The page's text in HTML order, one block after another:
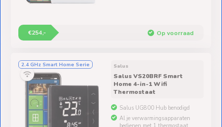
€254,- Op voorraad
2.4 GHz Smart Home Serie Salus
Salus VS20BRF Smart
Home 4-in-1 Wifi
Thermostaat
Salus UG800 Hub benodigd
Al je verwarmingsapparaten